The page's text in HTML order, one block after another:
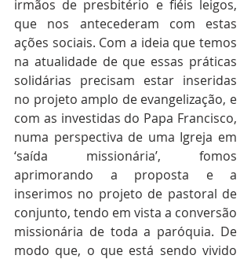
irmãos de presbitério e fiéis leigos,
que nos antecederam com estas
ações sociais. Com a ideia que temos
na atualidade de que essas práticas
solidárias precisam estar inseridas
no projeto amplo de evangelização, e
com as investidas do Papa Francisco,
numa perspectiva de uma Igreja em
‘saída missionária’, fomos
aprimorando a proposta e a
inserimos no projeto de pastoral de
conjunto, tendo em vista a conversão
missionária de toda a paróquia. De
modo que, o que está sendo vivido